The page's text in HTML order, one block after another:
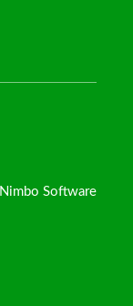
Nimbo Software